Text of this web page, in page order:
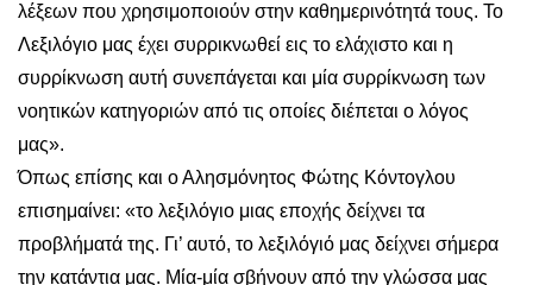
λέξεων που χρησιμοποιούν στην καθημερινότητά τους. Το
Λεξιλόγιο μας έχει συρρικνωθεί εις το ελάχιστο και η
συρρίκνωση αυτή συνεπάγεται και μία συρρίκνωση των
νοητικών κατηγοριών από τις οποίες διέπεται ο λόγος
μας».
Όπως επίσης και ο Αλησμόνητος Φώτης Κόντογλου
επισημαίνει: «το λεξιλόγιο μιας εποχής δείχνει τα
προβλήματά της. Γι’ αυτό, το λεξιλόγιό μας δείχνει σήμερα
την κατάντια μας. Μία-μία σβήνουν από την γλώσσα μας